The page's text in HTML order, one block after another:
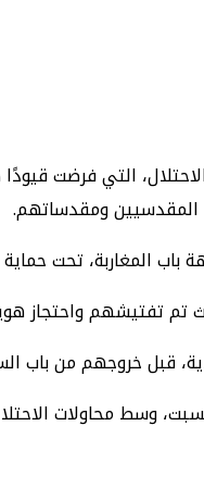
التي فرضت
المقدسيين ومقدساتهم.
تم تفتيشهم واحتجاز
قبل خروجهم من باب
وسط محاولات